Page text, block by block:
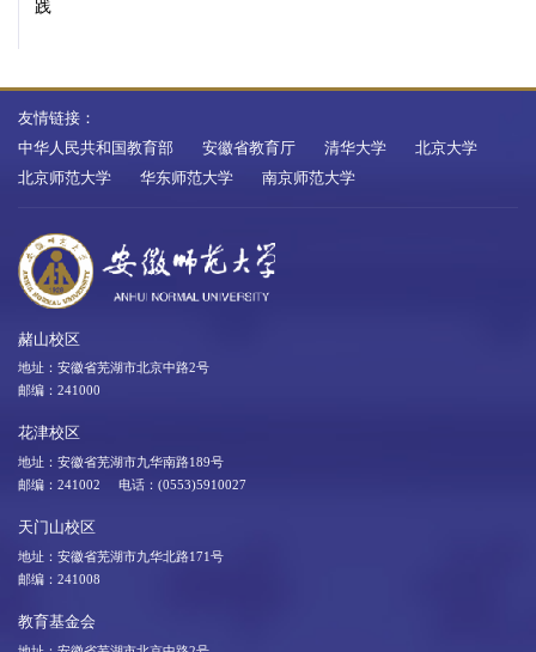
践
友情链接：
中华人民共和国教育部
安徽省教育厅 清华大学
北京大学
北京师范大学
华东师范大学 南京师范大学
赭山校区
地址：安徽省芜湖市北京中路2号
邮编：241000
花津校区
地址：安徽省芜湖市九华南路189号
邮编：241002 电话：(0553)5910027
天门山校区
地址：安徽省芜湖市九华北路171号
邮编：241008
教育基金会